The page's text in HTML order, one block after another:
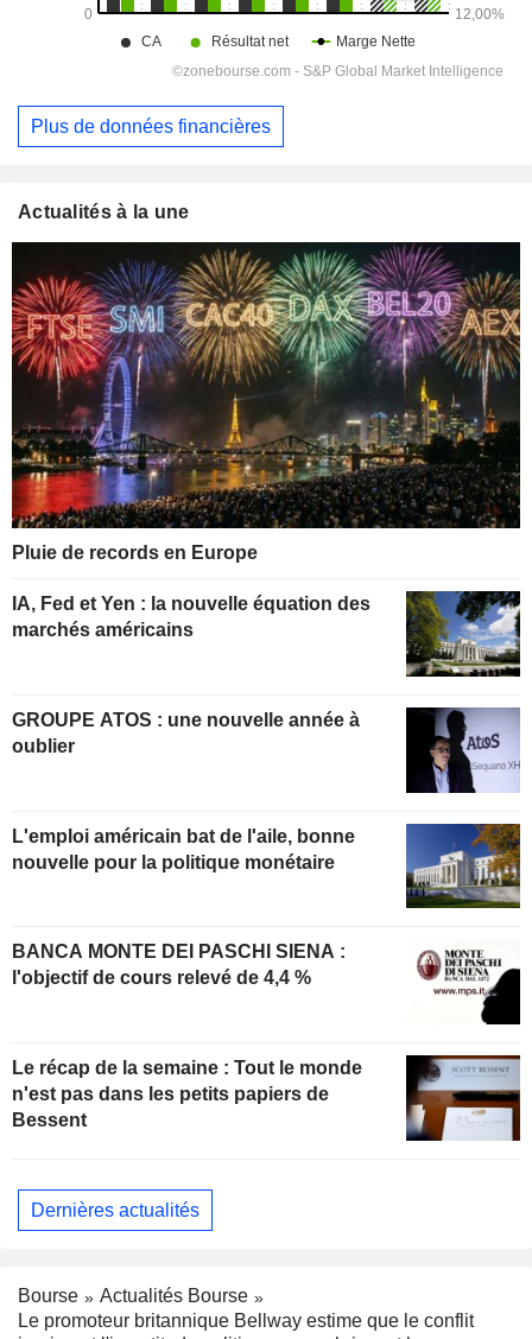
Plus de données financières
Actualités à la une
Pluie de records en Europe
IA, Fed et Yen : la nouvelle équation des
marchés américains
GROUPE ATOS : une nouvelle année à
oublier
L'emploi américain bat de l'aile, bonne
nouvelle pour la politique monétaire
BANCA MONTE DEI PASCHI SIENA :
l'objectif de cours relevé de 4,4 %
Le récap de la semaine : Tout le monde
n'est pas dans les petits papiers de
Bessent
Dernières actualités
Bourse
Actualités Bourse
Le promoteur britannique Bellway estime que le conflit